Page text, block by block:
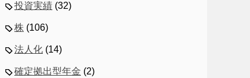
投資実績 (32)
株 (106)
法人化 (14)
確定拠出型年金 (2)